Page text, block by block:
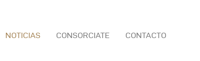
NOTICIAS CONSORCIATE CONTACTO